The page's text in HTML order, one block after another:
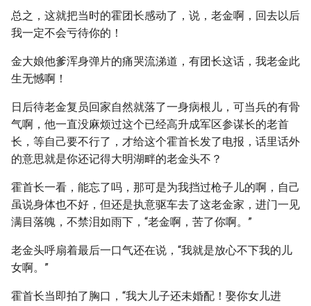
总之，这就把当时的霍团长感动了，说，老金啊，回去以后
我一定不会亏待你的！
金大娘他爹浑身弹片的痛哭流涕道，有团长这话，我老金此
生无憾啊！
日后待老金复员回家自然就落了一身病根儿，可当兵的有骨
气啊，他一直没麻烦过这个已经高升成军区参谋长的老首
长，等自己要不行了，才给这个霍首长发了电报，话里话外
的意思就是你还记得大明湖畔的老金头不？
霍首长一看，能忘了吗，那可是为我挡过枪子儿的啊，自己
虽说身体也不好，但还是执意驱车去了这老金家，进门一见
满目落魄，不禁泪如雨下，“老金啊，苦了你啊。”
老金头呼扇着最后一口气还在说，“我就是放心不下我的儿
女啊。”
霍首长当即拍了胸口，“我大儿子还未婚配！娶你女儿进